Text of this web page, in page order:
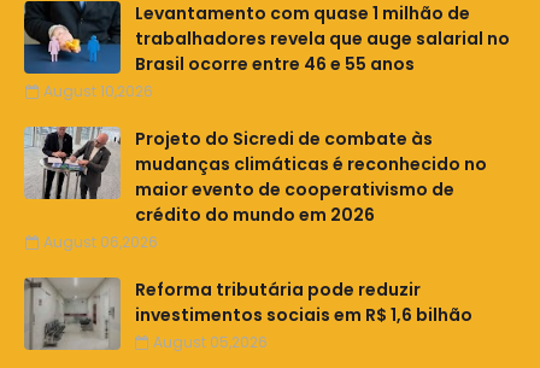
Levantamento com quase 1 milhão de
trabalhadores revela que auge salarial no
Brasil ocorre entre 46 e 55 anos
August 10,2026
Projeto do Sicredi de combate às
mudanças climáticas é reconhecido no
maior evento de cooperativismo de
crédito do mundo em 2026
August 06,2026
Reforma tributária pode reduzir
investimentos sociais em R$ 1,6 bilhão
August 05,2026